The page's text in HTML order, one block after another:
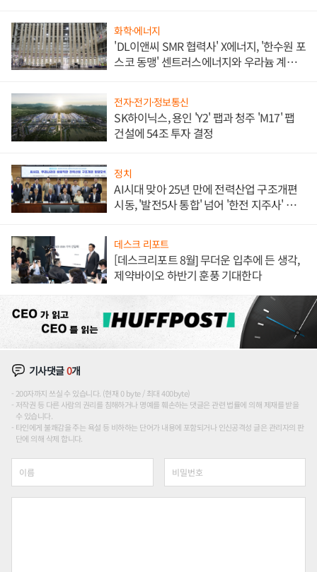
화학·에너지
'DL이앤씨 SMR 협력사' X에너지, '한수원 포
스코 동맹' 센트러스에너지와 우라늄 계약
전자·전기·정보통신
SK하이닉스, 용인 'Y2' 팹과 청주 'M17' 팹
건설에 54조 투자 결정
정치
AI시대 맞아 25년 만에 전력산업 구조개편
시동, '발전5사 통합' 넘어 '한전 지주사' 재편
데스크 리포트
[데스크리포트 8월] 무더운 입추에 든 생각,
제약바이오 하반기 훈풍 기대한다
기사댓글0개
200자까지 쓰실 수 있습니다. (현재 0 byte / 최대 400byte)
저작권 등 다른 사람의 권리를 침해하거나 명예를 훼손하는 댓글은 관련 법률에 의해 제재를 받을
수 있습니다.
타인에게 불쾌감을 주는 욕설 등 비하하는 단어가 내용에 포함되거나 인신공격성 글은 관리자의 판
단에 의해 삭제 합니다.